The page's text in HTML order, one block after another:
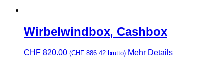
Wirbelwindbox, Cashbox
CHF 820.00 (CHF 886.42 brutto) Mehr Details